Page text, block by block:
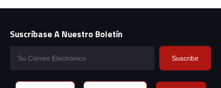
Suscríbase A Nuestro Boletín
Suscribir